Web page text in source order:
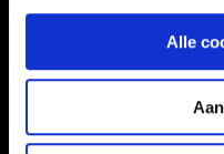
Alle
Informatie
CONTACT